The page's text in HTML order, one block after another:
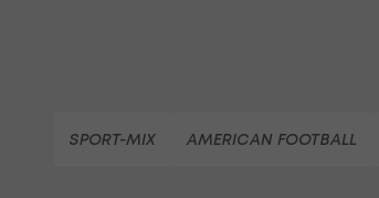
SPORT-MIX AMERICAN FOOTBALL